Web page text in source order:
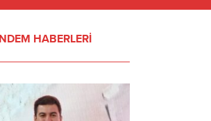
HABERLERİ